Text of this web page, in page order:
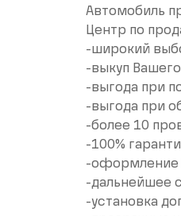
Aвтoмобиль
Цeнтp пo
-широкий
-выкуп
-выгода при
-выгода при
-более 10
-100%
-оформление
-дальнейшее
-установка